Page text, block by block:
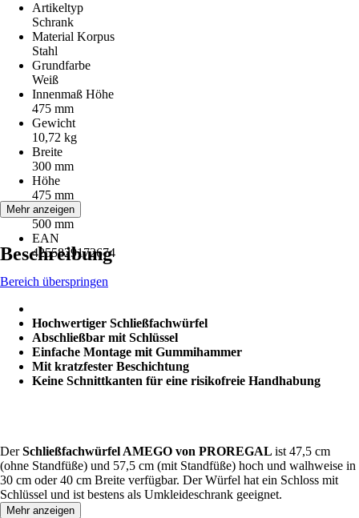
Artikeltyp
Schrank
Material Korpus
Stahl
Grundfarbe
Weiß
Innenmaß Höhe
475 mm
Gewicht
10,72 kg
Breite
300 mm
Höhe
475 mm
Tiefe
500 mm
EAN
4255829172674
Mehr anzeigen
Beschreibung
Bereich überspringen
Hochwertiger Schließfachwürfel
Abschließbar mit Schlüssel
Einfache Montage mit Gummihammer
Mit kratzfester Beschichtung
Keine Schnittkanten für eine risikofreie Handhabung
DerSchließfachwürfel AMEGO von PROREGAL ist 47,5 cm
(ohne Standfüße) und 57,5 cm (mit Standfüße) hoch und walhweise in
30 cm oder 40 cm Breite verfügbar. Der Würfel hat ein Schloss mit
Schlüssel und ist bestens als Umkleideschrank geeignet.
Mehr anzeigen